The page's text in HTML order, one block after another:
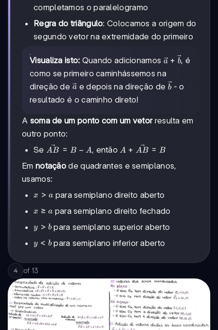
completamos o paralelogramo
Regra do triângulo: Colocamos a origem do
segundo vetor na extremidade do primeiro
Visualiza isto: Quando adicionamos \vec{a}
\vec{b}
a + b, é
como se primeiro caminhássemos na
direção de \vec{a}
a e depois na direção de \vec{b}
b- o
resultado é o caminho direto!
A soma de um ponto com um vetorresulta em
outro ponto:
Se \vec{AB}
AB = B − A, então A +
= B
A + AB = B
Em notação de quadrantes e semiplanos,
usamos:
x
a
x > a para semiplano direito aberto
x
a
x ≥ a para semiplano direito fechado
y
b
y > bpara semiplano superior aberto
y
b
y < bpara semiplano inferior aberto
4 of 13